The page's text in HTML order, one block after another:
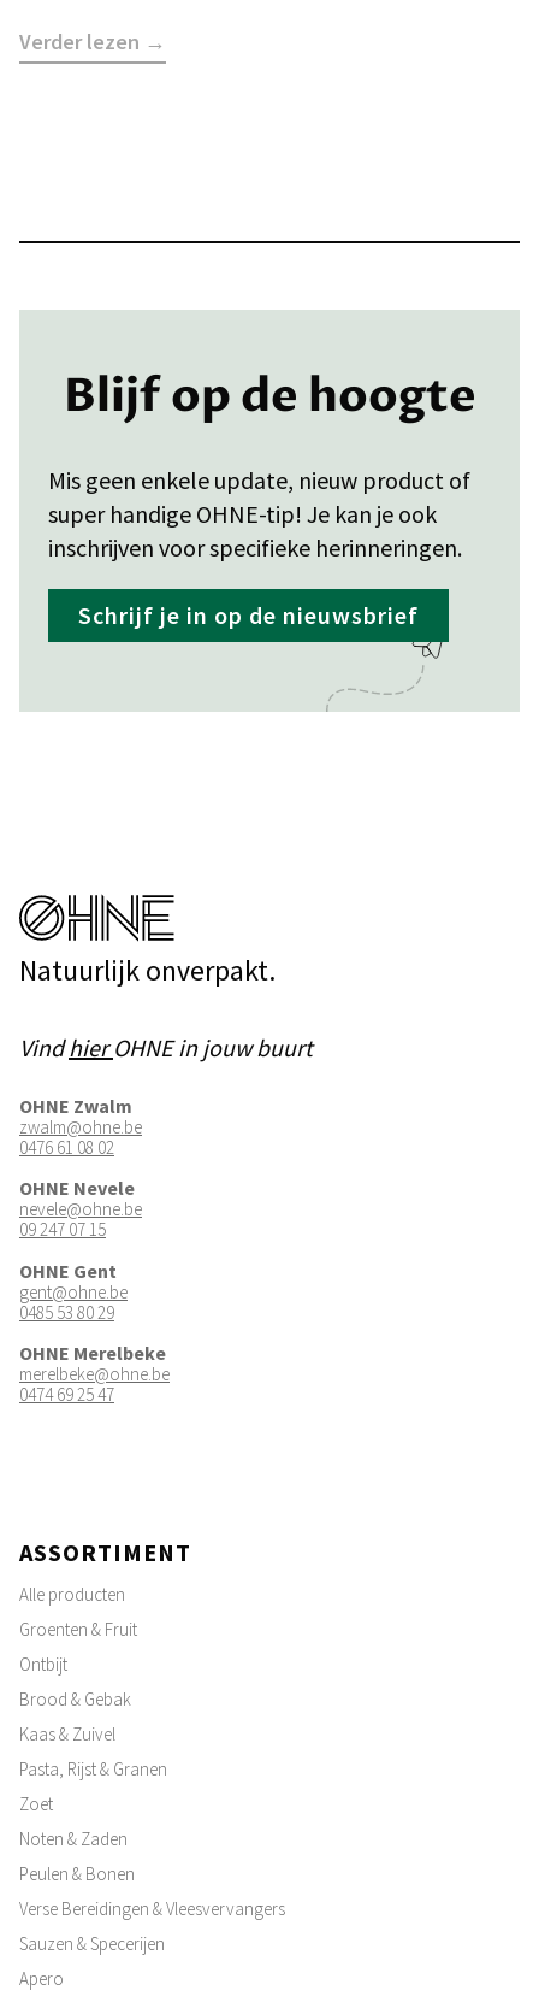
Verder lezen →
Blijf op de hoogte
Mis geen enkele update, nieuw product of
super handige OHNE-tip! Je kan je ook
inschrijven voor specifieke herinneringen.
Schrijf je in op de nieuwsbrief
Natuurlijk onverpakt.
VindhierOHNE in jouw buurt
OHNE Zwalm
zwalm@ohne.be
0476 61 08 02
OHNE Nevele
nevele@ohne.be
09 247 07 15
OHNE Gent
gent@ohne.be
0485 53 80 29
OHNE Merelbeke
merelbeke@ohne.be
0474 69 25 47
ASSORTIMENT
Alle producten
Groenten & Fruit
Ontbijt
Brood & Gebak
Kaas & Zuivel
Pasta, Rijst & Granen
Zoet
Noten & Zaden
Peulen & Bonen
Verse Bereidingen & Vleesvervangers
Sauzen & Specerijen
Apero